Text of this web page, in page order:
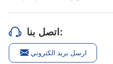
اتصل بنا:
ارسل بريد الكتروني